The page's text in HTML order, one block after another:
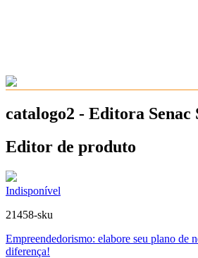
catalogo2 - Editora Senac
Editor de produto
Indisponível
21458-sku
Empreendedorismo: elabore seu plano de
diferença!